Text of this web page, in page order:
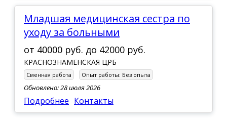
Младшая медицинская сестра по
уходу за больными
от 40000 руб. до 42000 руб.
КРАСНОЗНАМЕНСКАЯ ЦРБ
Сменная работа Опыт работы: Без опыта
Обновлено: 28 июля 2026
Подробнее Контакты